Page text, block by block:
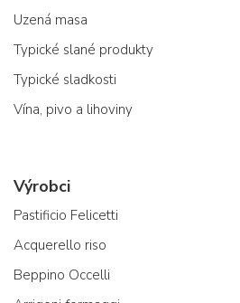
Uzená masa
Typické slané produkty
Typické sladkosti
Vína, pivo a lihoviny
Výrobci
Pastificio Felicetti
Acquerello riso
Beppino Occelli